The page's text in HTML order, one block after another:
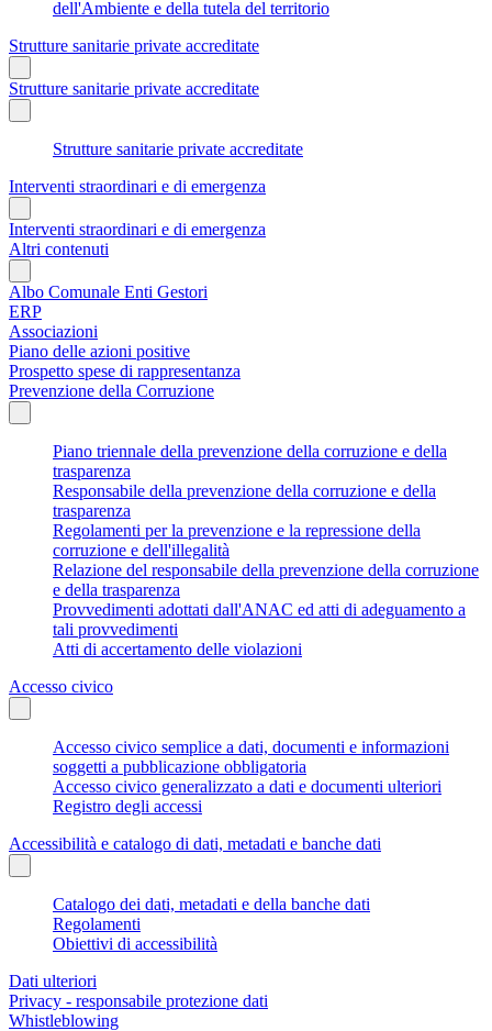
dell'Ambiente e della tutela del territorio
Strutture sanitarie private accreditate
Strutture sanitarie private accreditate
Strutture sanitarie private accreditate
Interventi straordinari e di emergenza
Interventi straordinari e di emergenza
Altri contenuti
Albo Comunale Enti Gestori
ERP
Associazioni
Piano delle azioni positive
Prospetto spese di rappresentanza
Prevenzione della Corruzione
Piano triennale della prevenzione della corruzione e della
trasparenza
Responsabile della prevenzione della corruzione e della
trasparenza
Regolamenti per la prevenzione e la repressione della
corruzione e dell'illegalità
Relazione del responsabile della prevenzione della corruzione
e della trasparenza
Provvedimenti adottati dall'ANAC ed atti di adeguamento a
tali provvedimenti
Atti di accertamento delle violazioni
Accesso civico
Accesso civico semplice a dati, documenti e informazioni
soggetti a pubblicazione obbligatoria
Accesso civico generalizzato a dati e documenti ulteriori
Registro degli accessi
Accessibilità e catalogo di dati, metadati e banche dati
Catalogo dei dati, metadati e della banche dati
Regolamenti
Obiettivi di accessibilità
Dati ulteriori
Privacy - responsabile protezione dati
Whistleblowing